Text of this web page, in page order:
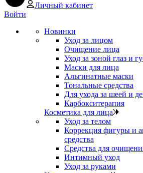
Личный кабинет
Войти
Новинки
Уход за лицом
Очищение лица
Уход за зоной глаз и
Маски для лица
Альгинатные маски
Тональные средства
Для ухода за шеей и
Карбокситерапия
Косметика для лица
Уход за телом
Коррекция фигуры и
средства
Средства для
Интимный уход
Уход за руками